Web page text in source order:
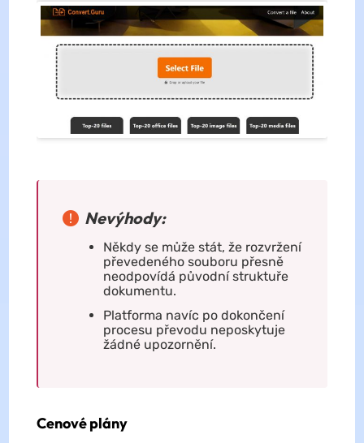
Nevýhody:
Někdy se může stát, že rozvržení
převedeného souboru přesně
neodpovídá původní struktuře
dokumentu.
Platforma navíc po dokončení
procesu převodu neposkytuje
žádné upozornění.
Cenové plány